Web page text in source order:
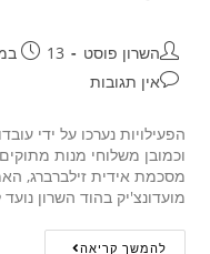
השרון פוסט 13 במרץ 2014
אין תגובות
הפעילויות נערכו על ידי
וכמובן משלוחי מנות
מסכמת אידית זילברברג,
מועדונצ'יק בהוד השרון
להמשך קריאה